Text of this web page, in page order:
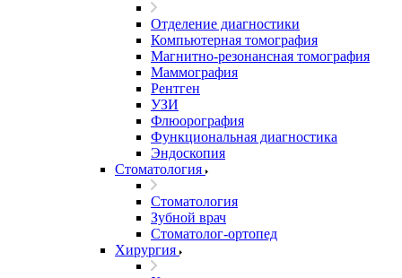
Отделение диагностики
Компьютерная томография
Магнитно-резонансная томография
Маммография
Рентген
УЗИ
Флюорография
Функциональная диагностика
Эндоскопия
Стоматология
Стоматология
Зубной врач
Стоматолог-ортопед
Хирургия